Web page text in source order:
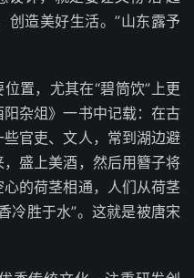
创造美好生活。”山东露予
置，尤其在“碧筒饮”上更
杂俎》一书中记载：在古
官吏、文人，常到湖边避
盛上美酒，然后用簪子将
的荷茎相通，人们从荷茎
冷胜于水”。这就是被唐宋